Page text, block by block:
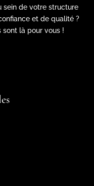
sein de votre structure
et de qualité ?
sont là pour vous !